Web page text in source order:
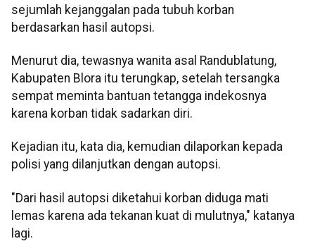
sejumlah kejanggalan pada tubuh korban
berdasarkan hasil autopsi.
Menurut dia, tewasnya wanita asal Randublatung,
Kabupaten Blora itu terungkap, setelah tersangka
sempat meminta bantuan tetangga indekosnya
karena korban tidak sadarkan diri.
Kejadian itu, kata dia, kemudian dilaporkan kepada
polisi yang dilanjutkan dengan autopsi.
"Dari hasil autopsi diketahui korban diduga mati
lemas karena ada tekanan kuat di mulutnya," katanya
lagi.